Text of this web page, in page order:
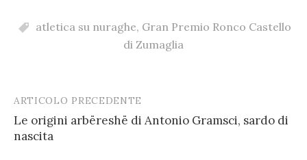
atletica su nuraghe, Gran Premio Ronco Castello
di Zumaglia
Post
navigation
ARTICOLO PRECEDENTE
Le origini arbëreshë di Antonio Gramsci, sardo di
nascita